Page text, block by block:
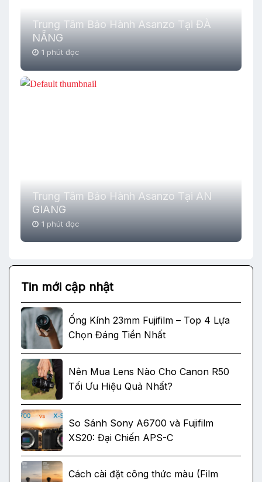
Trung Tâm Bảo Hành Asanzo Tại ĐÀ
NẴNG
1 phút đọc
Trung Tâm Bảo Hành Asanzo Tại AN
GIANG
1 phút đọc
Tin mới cập nhật
Ống Kính 23mm Fujifilm – Top 4 Lựa
Chọn Đáng Tiền Nhất
Nên Mua Lens Nào Cho Canon R50
Tối Ưu Hiệu Quả Nhất?
So Sánh Sony A6700 và Fujifilm
XS20: Đại Chiến APS-C
Cách cài đặt công thức màu (Film